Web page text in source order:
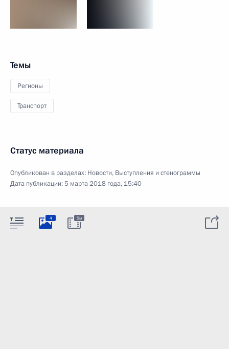
Темы
Регионы
Транспорт
Статус материала
Опубликован в разделах: Новости, Выступления и стенограммы
Дата публикации:5 марта 2018 года, 15:40
4 5м